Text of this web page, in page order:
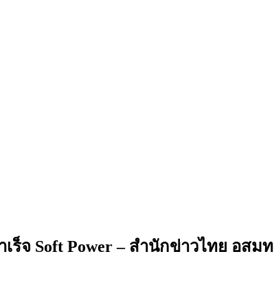
ร็จ Soft Power – สำนักข่าวไทย อสมท